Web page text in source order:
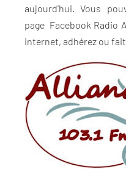
aujourd’hui. Vous
page Facebook Radio
internet, adhérez ou